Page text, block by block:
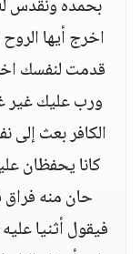
بحمده ونقدس
اخرج أيها
قدمت لنفسك
ورب عليك غير
الكافر بعث إلى
كانا يحفظان
حان منه فراق
فيقول أثنيا